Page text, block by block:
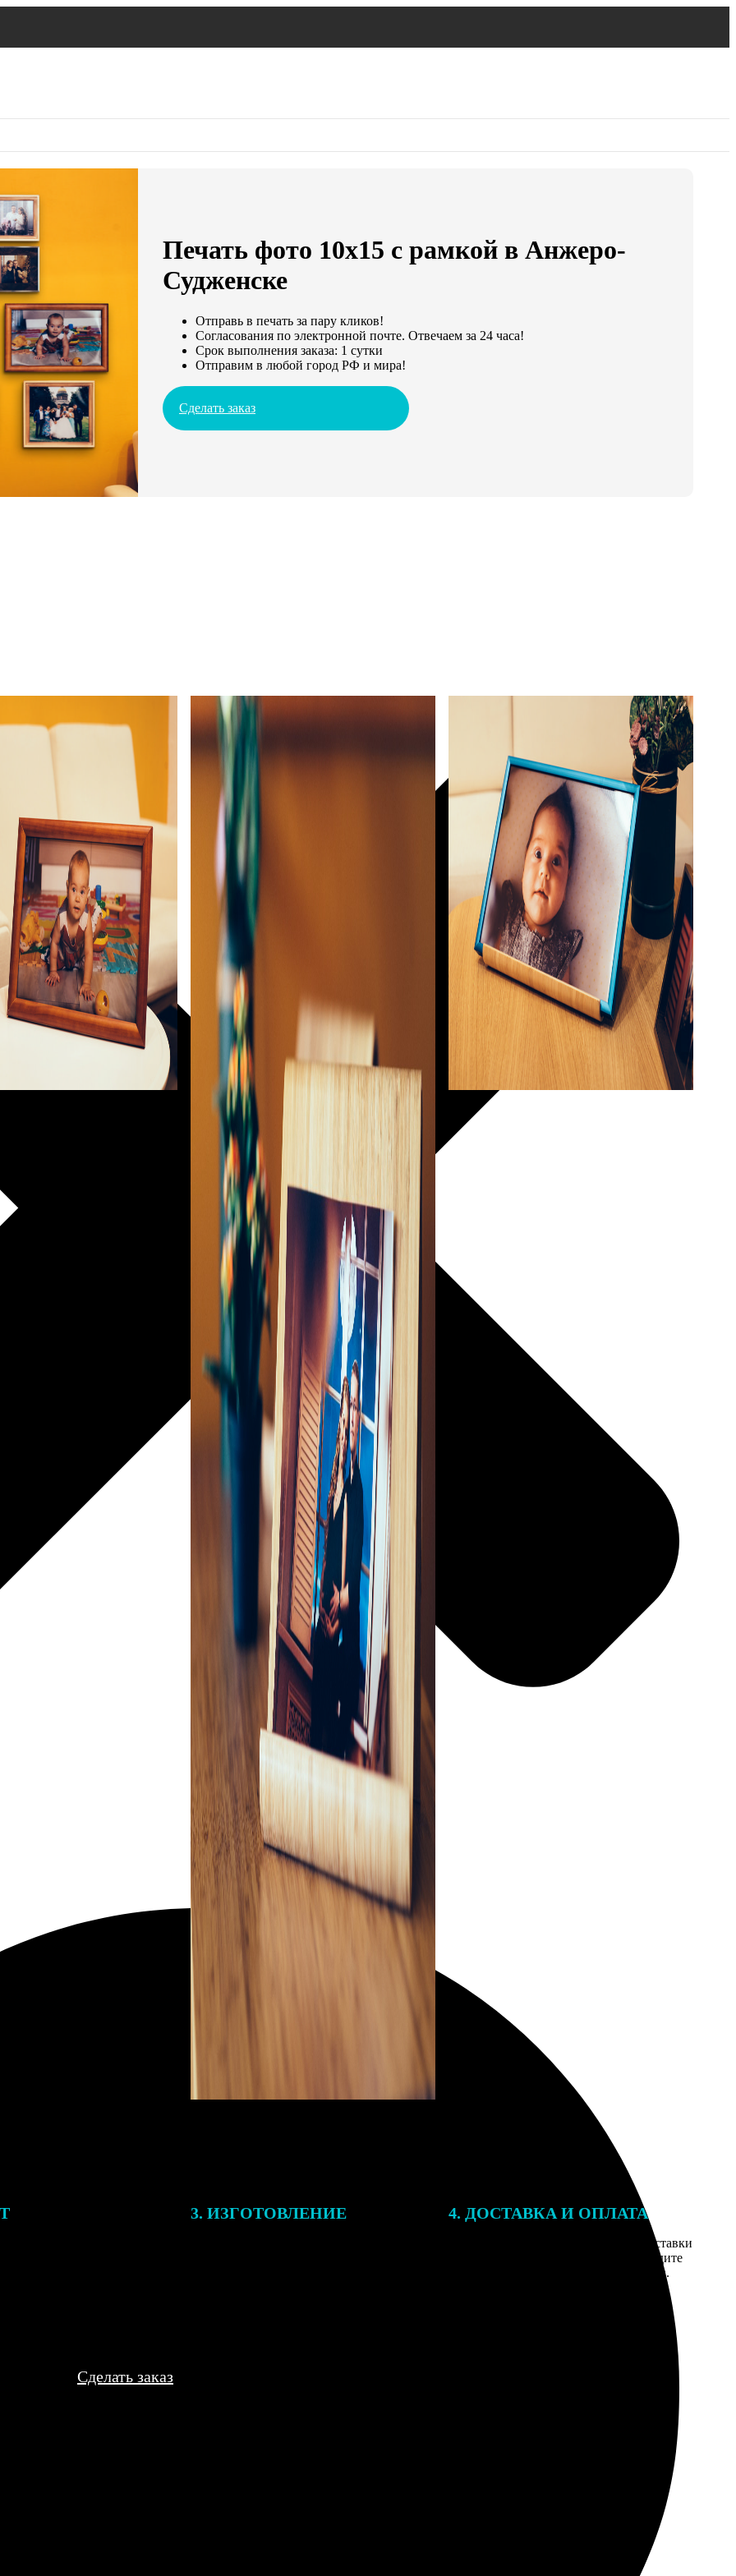
Печать фото 10х15 с рамкой в Анжеро-
Судженске
Отправь в печать за пару кликов!
Согласования по электронной почте. Отвечаем за 24 часа!
Срок выполнения заказа: 1 сутки
Отправим в любой город РФ и мира!
Сделать заказ
3. ИЗГОТОВЛЕНИЕ 4. ДОСТАВКА И ОПЛАТА
Введите адрес и выберите способ доставки
заказа. Если у вас есть промокод, введите
его в специальное поле для промокода.
Сделать заказ
чётко, упаковали в конверт с жёсткой вставкой, не согнулось. Можно было бы добавить опцию выбора бумаги